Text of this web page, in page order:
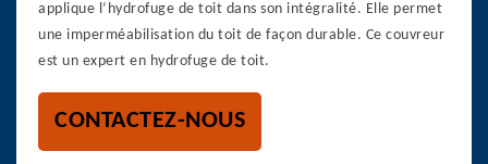
applique l’hydrofuge de toit dans son intégralité. Elle permet
une imperméabilisation du toit de façon durable. Ce couvreur
est un expert en hydrofuge de toit.
CONTACTEZ-NOUS